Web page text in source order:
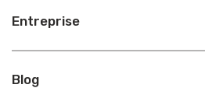
Entreprise
Blog